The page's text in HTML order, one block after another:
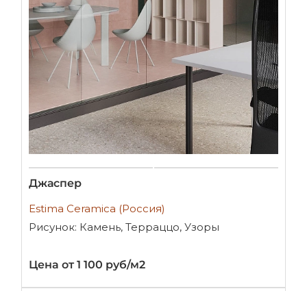
Джаспер
Estima Ceramica (Россия)
Рисунок: Камень, Терраццо, Узоры
Цена от 1 100 руб/м2